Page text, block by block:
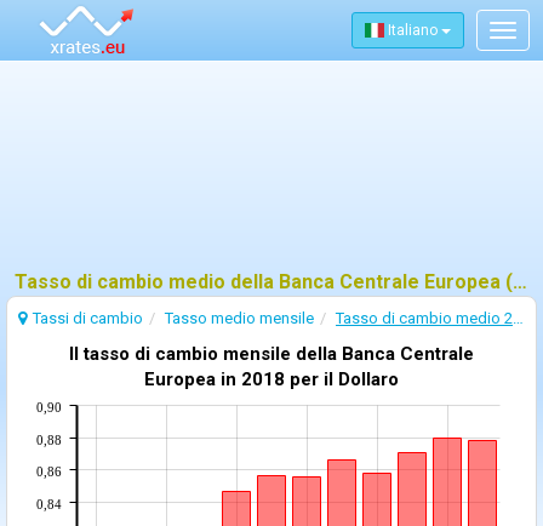
Italiano
Tasso di cambio medio della Banca Centrale Europea (BCE) - 2018
Tassi di cambio Tasso medio mensile Tasso di cambio medio 2018
Il tasso di cambio mensile della Banca Centrale
Europea in 2018 per il Dollaro
0,84
0,86
0,88
0,90